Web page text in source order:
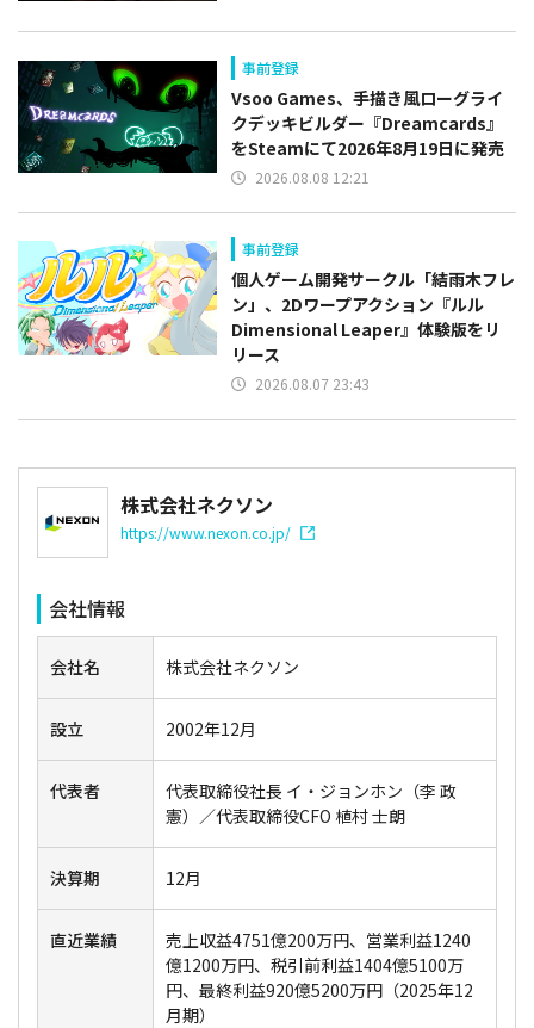
事前登録
Vsoo Games、手描き風ローグライ
クデッキビルダー『Dreamcards』
をSteamにて2026年8月19日に発売
2026.08.08 12:21
事前登録
個人ゲーム開発サークル「結雨木フレ
ン」、2Dワープアクション『ルル
Dimensional Leaper』体験版をリ
リース
2026.08.07 23:43
株式会社ネクソン
https://www.nexon.co.jp/
会社情報
会社名 株式会社ネクソン
設立 2002年12月
代表者
代表取締役社長 イ・ジョンホン（李 政
憲）／代表取締役CFO 植村 士朗
決算期 12月
直近業績
売上収益4751億200万円、営業利益1240
億1200万円、税引前利益1404億5100万
円、最終利益920億5200万円（2025年12
月期）